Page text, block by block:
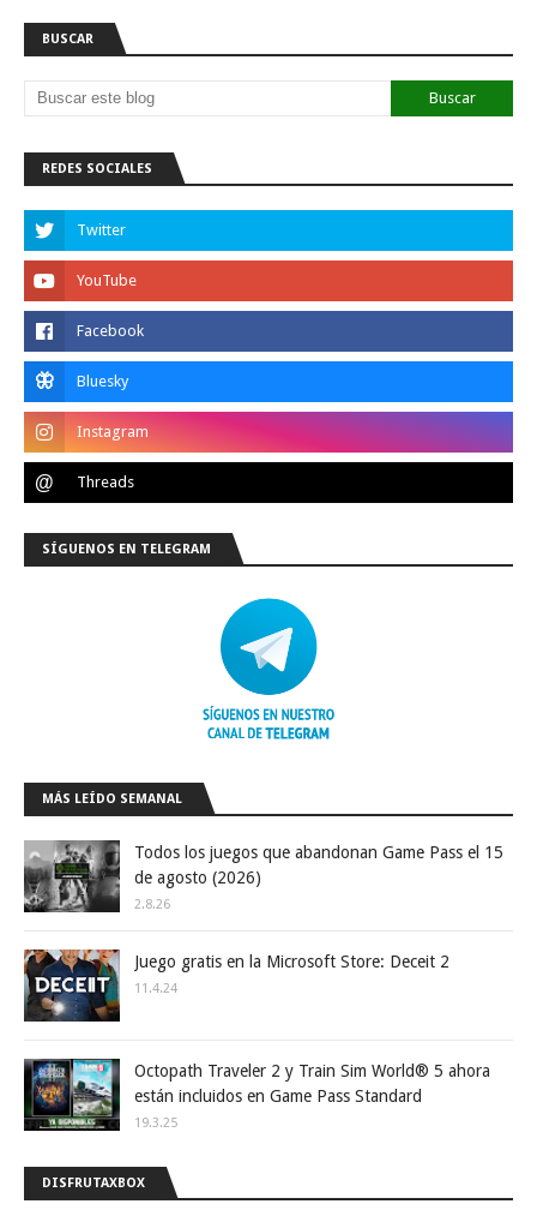
BUSCAR
REDES SOCIALES
SÍGUENOS EN TELEGRAM
MÁS LEÍDO SEMANAL
Todos los juegos que abandonan Game Pass el 15
de agosto (2026)
2.8.26
Juego gratis en la Microsoft Store: Deceit 2
11.4.24
Octopath Traveler 2 y Train Sim World® 5 ahora
están incluidos en Game Pass Standard
19.3.25
DISFRUTAXBOX